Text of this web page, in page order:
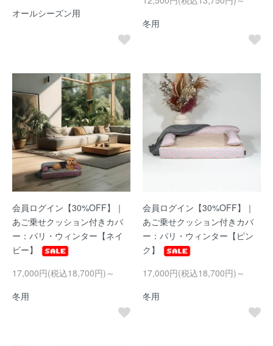
オールシーズン用
冬用
会員ログイン【30%OFF】｜
あご乗せクッション付きカバ
ー：パリ・ウィンター【ネイ
ビー】
17,000円(税込18,700円)～
冬用
会員ログイン【30%OFF】｜
あご乗せクッション付きカバ
ー：パリ・ウィンター【ピン
ク】
17,000円(税込18,700円)～
冬用